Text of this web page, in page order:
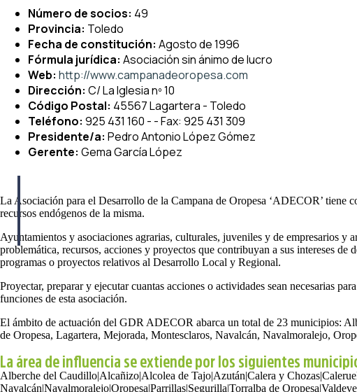
Número de socios: 49
Provincia: Toledo
Fecha de constitución: Agosto de 1996
Fórmula jurídica: Asociación sin ánimo de lucro
Web: http://www.campanadeoropesa.com
Dirección: C/ La Iglesia nº 10
Código Postal: 45567 Lagartera - Toledo
Teléfono: 925 431 160 - - Fax: 925 431 309
Presidente/a: Pedro Antonio López Gómez
Gerente: Gema García López
La Asociación para el Desarrollo de la Campana de Oropesa ‘ADECOR’
recursos endógenos de la misma.
Ayuntamientos y asociaciones agrarias, culturales, juveniles y de empresarios y
problemática, recursos, acciones y proyectos que contribuyan a sus intereses
programas o proyectos relativos al Desarrollo Local y Regional.
Proyectar, preparar y ejecutar cuantas acciones o actividades sean necesarias
funciones de esta asociación.
El ámbito de actuación del GDR ADECOR abarca un total de 23 municipios:
de Oropesa, Lagartera, Mejorada, Montesclaros, Navalcán, Navalmoralejo,
La área de influencia se extiende por los siguientes
Alberche del Caudillo|Alcañizo|Alcolea de Tajo|Azután|Calera y Chozas|
Navalcán|Navalmoralejo|Oropesa|Parrillas|Segurilla|Torralba de Oropesa|